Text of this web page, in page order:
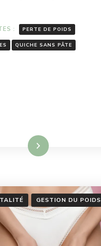
: PERTE DE POIDS
QUICHE SANS PÂTE
Lire la suite
GESTION DU POIDS